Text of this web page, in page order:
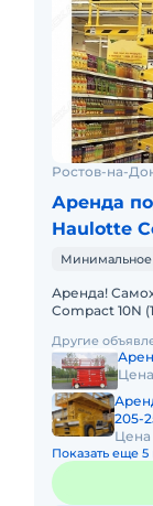
Ростов-на-
Аренда
Haulotte
Минимальное
Аренда!
Compact 10N
платформы:
Другие
205-
Цена
Показать еще 5